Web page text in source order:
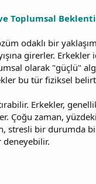
ve Toplumsal
odaklı bir
girerler. Erkekler
olarak "güçlü"
bu tür fiziksel
Erkekler,
zaman,
stresli bir durumda